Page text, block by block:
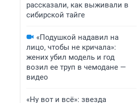
рассказали, как выживали в
сибирской тайге
«Подушкой надавил на
лицо, чтобы не кричала»:
жених убил модель и год
возил ее труп в чемодане —
видео
«Ну вот и всё»: звезда